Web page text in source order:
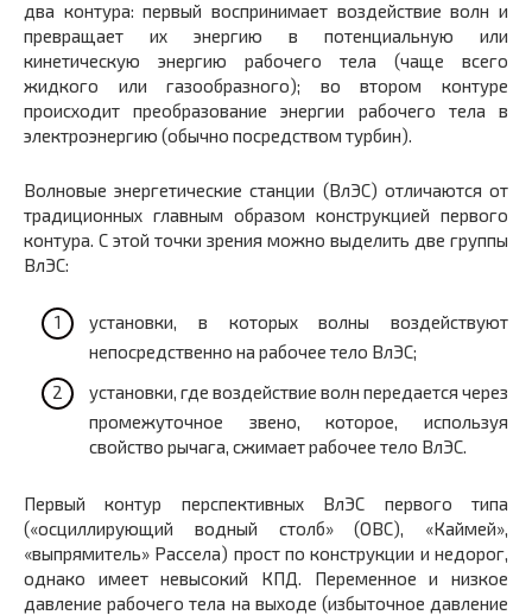
два контура: первый воспринимает воздействие волн и
превращает их энергию в потенциальную или
кинетическую энергию рабочего тела (чаще всего
жидкого или газообразного); во втором контуре
происходит преобразование энергии рабочего тела в
электроэнергию (обычно посредством турбин).
Волновые энергетические станции (ВлЭС) отличаются от
традиционных главным образом конструкцией первого
контура. С этой точки зрения можно выделить две группы
ВлЭС:
установки, в которых волны воздействуют
непосредственно на рабочее тело ВлЭС;
установки, где воздействие волн передается через
промежуточное звено, которое, используя
свойство рычага, сжимает рабочее тело ВлЭС.
Первый контур перспективных ВлЭС первого типа
(«осциллирующий водный столб» (ОВС), «Каймей»,
«выпрямитель» Рассела) прост по конструкции и недорог,
однако имеет невысокий КПД. Переменное и низкое
давление рабочего тела на выходе (избыточное давление